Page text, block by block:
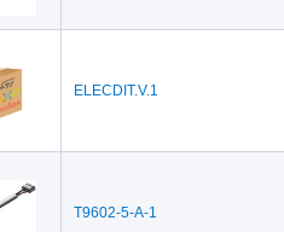
ELECDIT.V.1
T9602-5-A-1